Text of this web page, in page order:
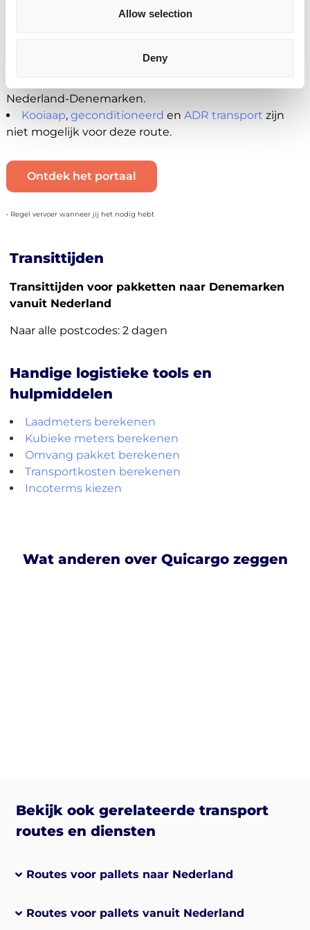
Allow selection
Deny
naar verschillende Deense distributie en fulfilment
Momenteel niet beschikbaar
Nederland-Denemarken.
Kooiaap, geconditioneerd en ADR transport zijn
niet mogelijk voor deze route.
Ontdek het portaal
• Regel vervoer wanneer jij het nodig hebt
Transittijden
Transittijden voor pakketten naar Denemarken
vanuit Nederland
Naar alle postcodes: 2 dagen
Handige logistieke tools en
hulpmiddelen
Laadmeters berekenen
Kubieke meters berekenen
Omvang pakket berekenen
Transportkosten berekenen
Incoterms kiezen
Wat anderen over Quicargo zeggen
Bekijk ook gerelateerde transport
routes en diensten
Routes voor pallets naar Nederland
Routes voor pallets vanuit Nederland